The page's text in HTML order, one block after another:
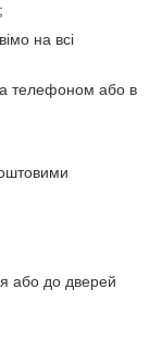
на всі
телефоном або в
або до дверей